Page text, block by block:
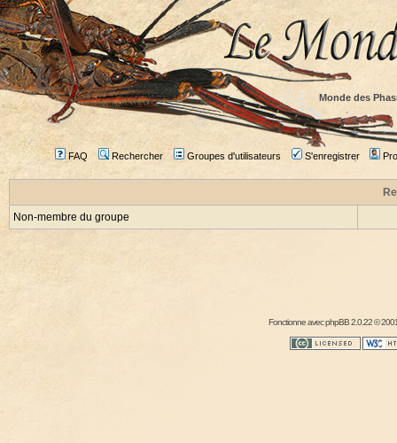
Monde des
FAQ Rechercher Groupes d'utilisateurs S'enregistrer
Non-membre du groupe
Fonctionne avecphpBB2.0.22 ©